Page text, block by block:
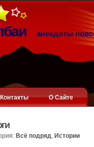
анекдоты
Контакты О Сайте
Всё подряд, Истории